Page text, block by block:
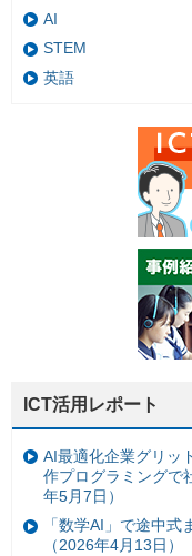
AI
STEM
英語
ICT活用レポート
AI最適化企業グリッ
作プログラミングで
年5月7日）
「数学AI」で途中
（2026年4月13日）